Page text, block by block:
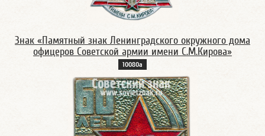
Знак «Памятный знак Ленинградского окружного дома
офицеров Советской армии имени С.М.Кирова»
10080а